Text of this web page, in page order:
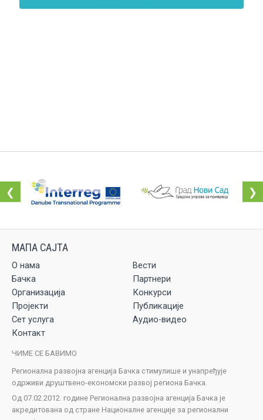
❮ ❯
О нама
Вести
Бачка
Партнери
Организација
Конкурси
Пројекти
Публикације
Сет услуга
Аудио-видео
Контакт
ЧИМЕ СЕ БАВИМО
Регионална развојна агенција Бачка стимулише и унапређује
одрживи друштвено-економски развој региона Бачка.
Од 07.02.2012. године Регионална развојна агенција Бачка је
акредитована од стране Националне агенције за регионални